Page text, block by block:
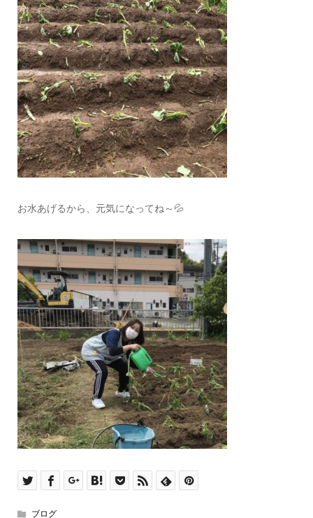
お水あげるから、元気になってね～💦
ブログ